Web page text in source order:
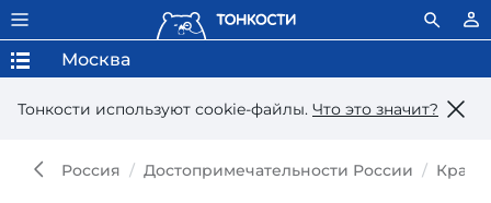
Тонкости используют сookie-файлы. Что это значит?
Москва
Россия Достопримечательности России